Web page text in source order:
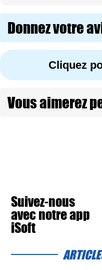
Donnez votre
Cliquez
Vous aimerez
Suivez-nous
avec notre app
iSoft